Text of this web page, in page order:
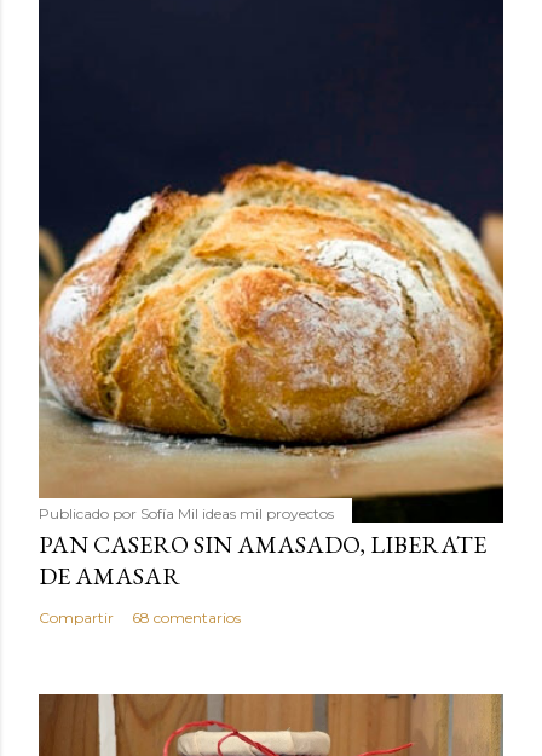
Publicado por Sofía Mil ideas mil proyectos
PAN CASERO SIN AMASADO, LIBERATE
DE AMASAR
Compartir 68 comentarios